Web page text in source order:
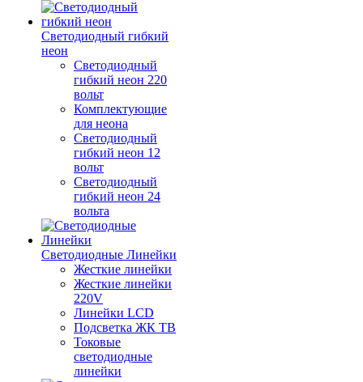
Светодиодный гибкий
неон
Светодиодный
гибкий неон 220
вольт
Комплектующие
для неона
Светодиодный
гибкий неон 12
вольт
Светодиодный
гибкий неон 24
вольта
Светодиодные Линейки
Жесткие линейки
Жесткие линейки
220V
Линейки LCD
Подсветка ЖК ТВ
Токовые
светодиодные
линейки